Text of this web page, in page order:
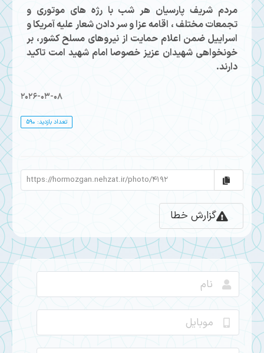
مردم شریف پارسیان هر شب با رژه های موتوری و
تجمعات مختلف ، اقامه عزا و سر دادن شعار علیه آمریکا و
اسراییل ضمن اعلام حمایت از نیروهای مسلح کشور، بر
خونخواهی شهیدان عزیز خصوصا امام شهید امت تاکید
دارند.
2026-03-08
تعداد بازدید: 590
گزارش خطا